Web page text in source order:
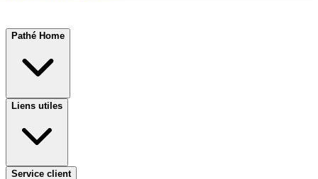
Pathé Home
Liens utiles
Service client